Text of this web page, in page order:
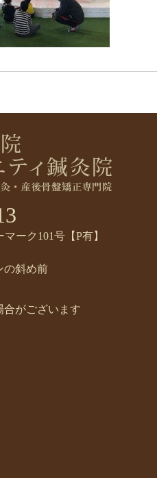
ーク101号【P有】
の斜め前
がございます